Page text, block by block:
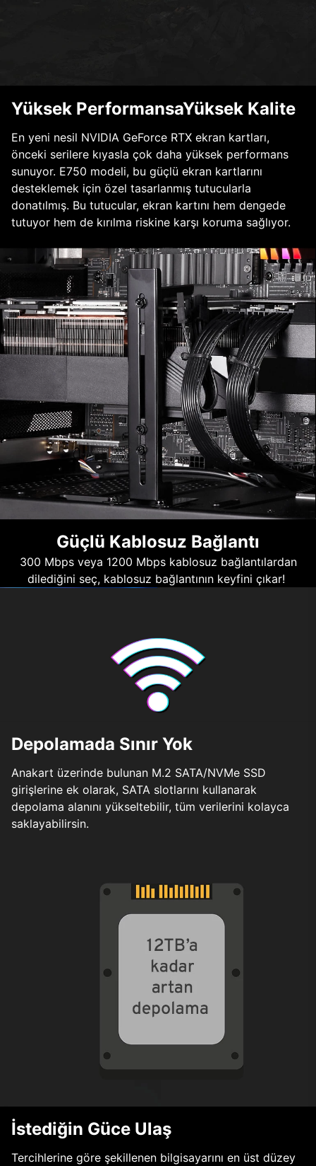
Yüksek PerformansaYüksek Kalite
En yeni nesil NVIDIA GeForce RTX ekran kartları,
önceki serilere kıyasla çok daha yüksek performans
sunuyor. E750 modeli, bu güçlü ekran kartlarını
desteklemek için özel tasarlanmış tutucularla
donatılmış. Bu tutucular, ekran kartını hem dengede
tutuyor hem de kırılma riskine karşı koruma sağlıyor.
Güçlü Kablosuz Bağlantı
300 Mbps veya 1200 Mbps kablosuz bağlantılardan
dilediğini seç, kablosuz bağlantının keyfini çıkar!
Depolamada Sınır Yok
Anakart üzerinde bulunan M.2 SATA/NVMe SSD
girişlerine ek olarak, SATA slotlarını kullanarak
depolama alanını yükseltebilir, tüm verilerini kolayca
saklayabilirsin.
İstediğin Güce Ulaş
Tercihlerine göre şekillenen bilgisayarını en üst düzey